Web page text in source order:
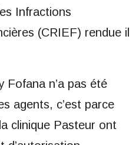
Infractions
(CRIEF) rendue il
Fofana n’a pas été
agents, c’est parce
clinique Pasteur ont